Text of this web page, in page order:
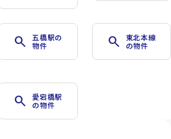
search
五橋駅の
物件
search
東北本線
の物件
search
愛宕橋駅
の物件